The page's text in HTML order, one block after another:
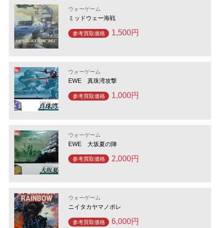
ウォーゲーム
ミッドウェー海戦
参考買取価格 1,500円
ウォーゲーム
EWE 真珠湾攻撃
参考買取価格 1,000円
ウォーゲーム
EWE 大坂夏の陣
参考買取価格 2,000円
ウォーゲーム
ニイタカヤマノボレ
参考買取価格 6,000円